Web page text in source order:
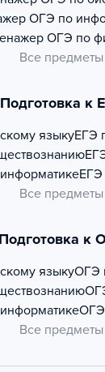
ОГЭ по
ОГЭ по
Все предметы
Подготовка к
языкуЕГЭ
ЕГЭ
Все предметы
Подготовка к
языкуОГЭ
ОГЭ
Все предметы